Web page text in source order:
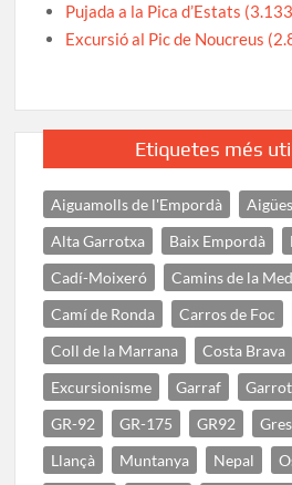
Pujada a la Pica d’Estats
Excursió al Pic de Noucreus
Etiquetes més
Aiguamolls de l'Empordà
Alta Garrotxa
Baix Empordà
Cadí-Moixeró
Camins de la
Camí de Ronda
Carros de Foc
Coll de la Marrana
Costa Brava
Excursionisme
Garraf
GR-92
GR-175 GR92
Llançà
Muntanya Nepal